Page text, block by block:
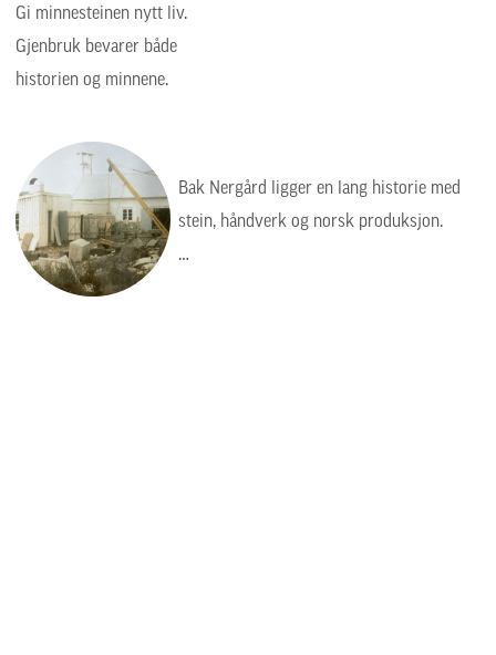
Gi minnesteinen nytt liv.
Gjenbruk bevarer både
historien og minnene.
Bak Nergård ligger en lang historie med
stein, håndverk og norsk produksjon.